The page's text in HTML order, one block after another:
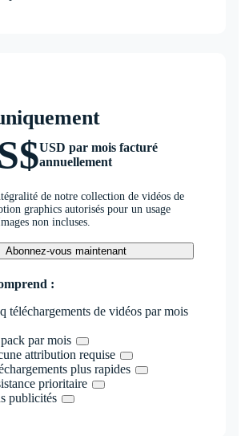
USD par mois facturé
annuellement
de notre collection de vidéos de
graphics autorisés pour un usage
non incluses.
Abonnez-vous maintenant
:
téléchargements de vidéos par mois
par mois
attribution requise
plus rapides
prioritaire
publicités